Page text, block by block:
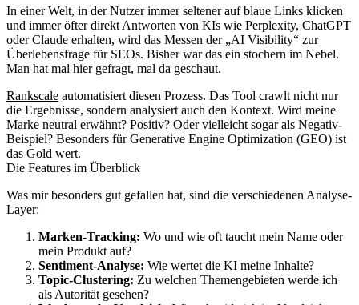
In einer Welt, in der Nutzer immer seltener auf blaue Links klicken
und immer öfter direkt Antworten von KIs wie Perplexity, ChatGPT
oder Claude erhalten, wird das Messen der „AI Visibility“ zur
Überlebensfrage für SEOs. Bisher war das ein stochern im Nebel.
Man hat mal hier gefragt, mal da geschaut.
Rankscale automatisiert diesen Prozess. Das Tool crawlt nicht nur
die Ergebnisse, sondern analysiert auch den Kontext. Wird meine
Marke neutral erwähnt? Positiv? Oder vielleicht sogar als Negativ-
Beispiel? Besonders für Generative Engine Optimization (GEO) ist
das Gold wert.
Die Features im Überblick
Was mir besonders gut gefallen hat, sind die verschiedenen Analyse-
Layer:
Marken-Tracking: Wo und wie oft taucht mein Name oder
mein Produkt auf?
Sentiment-Analyse: Wie wertet die KI meine Inhalte?
Topic-Clustering: Zu welchen Themengebieten werde ich
als Autorität gesehen?